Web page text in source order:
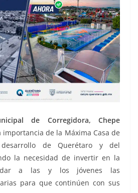
de Corregidora, Chepe
importancia de la Máxima Casa de
de Querétaro y del
la necesidad de invertir en la
a las y los jóvenes las
para que continúen con sus